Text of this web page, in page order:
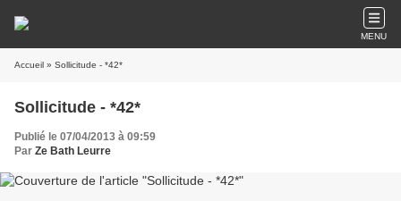
MENU
Accueil » Sollicitude - *42*
Sollicitude - *42*
Publié le 07/04/2013 à 09:59
Par Ze Bath Leurre